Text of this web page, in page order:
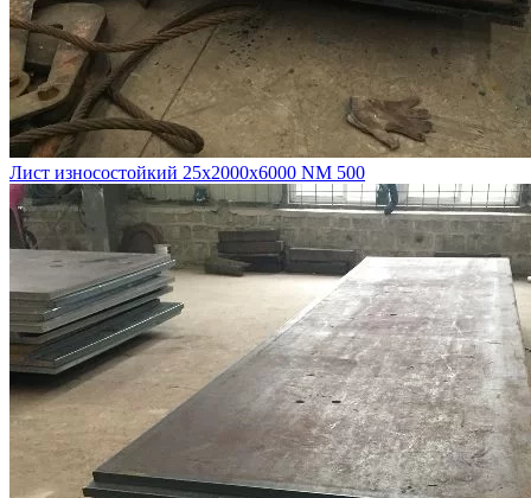
Лист износостойкий 25х2000х6000 NM 500